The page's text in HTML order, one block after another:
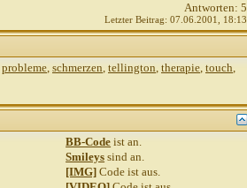
Antworten: 5
Letzter Beitrag: 07.06.2001, 18:13
probleme, schmerzen, tellington, therapie, touch,
BB-Code istan.
Smileys sindan.
[IMG] Code istaus.